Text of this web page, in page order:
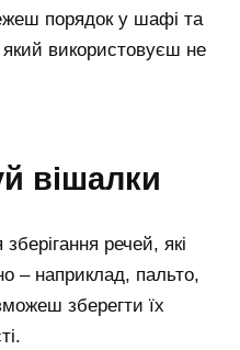
порядок у шафі та
використовуєш не
вішалки
речей, які
– наприклад, пальто,
зберегти їх